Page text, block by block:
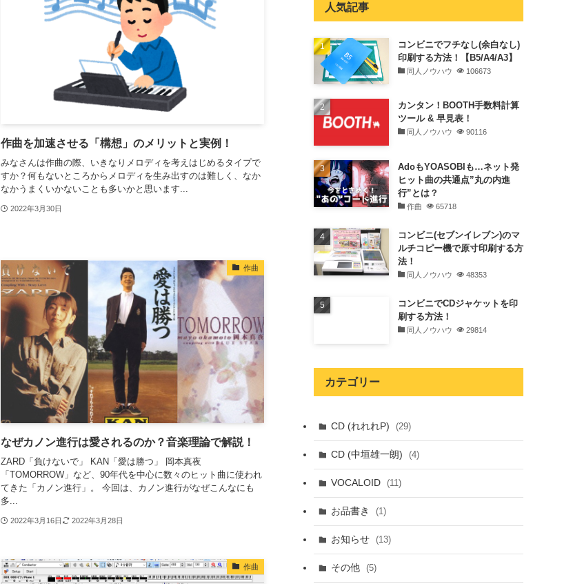
作曲を加速させる「構想」のメリットと実例！
みなさんは作曲の際、いきなりメロディを考えはじめるタイプで
すか？何もないところからメロディを生み出すのは難しく、なか
なかうまくいかないことも多いかと思います...
2022年3月30日
作曲
なぜカノン進行は愛されるのか？音楽理論で解説！
ZARD「負けないで」 KAN「愛は勝つ」 岡本真夜
「TOMORROW」など、90年代を中心に数々のヒット曲に使われ
てきた「カノン進行」。 今回は、カノン進行がなぜこんなにも
多...
2022年3月16日 2022年3月28日
作曲
人気記事
コンビニでフチなし(余白なし)
印刷する方法！【B5/A4/A3】
同人ノウハウ 106673
カンタン！BOOTH手数料計算
ツール & 早見表！
同人ノウハウ 90116
AdoもYOASOBIも…ネット発
ヒット曲の共通点”丸の内進
行”とは？
作曲 65718
コンビニ(セブンイレブン)のマ
ルチコピー機で原寸印刷する方
法！
同人ノウハウ 48353
コンビニでCDジャケットを印
刷する方法！
同人ノウハウ 29814
カテゴリー
CD (れれれP) (29)
CD (中垣雄一朗) (4)
VOCALOID (11)
お品書き (1)
お知らせ (13)
その他 (5)